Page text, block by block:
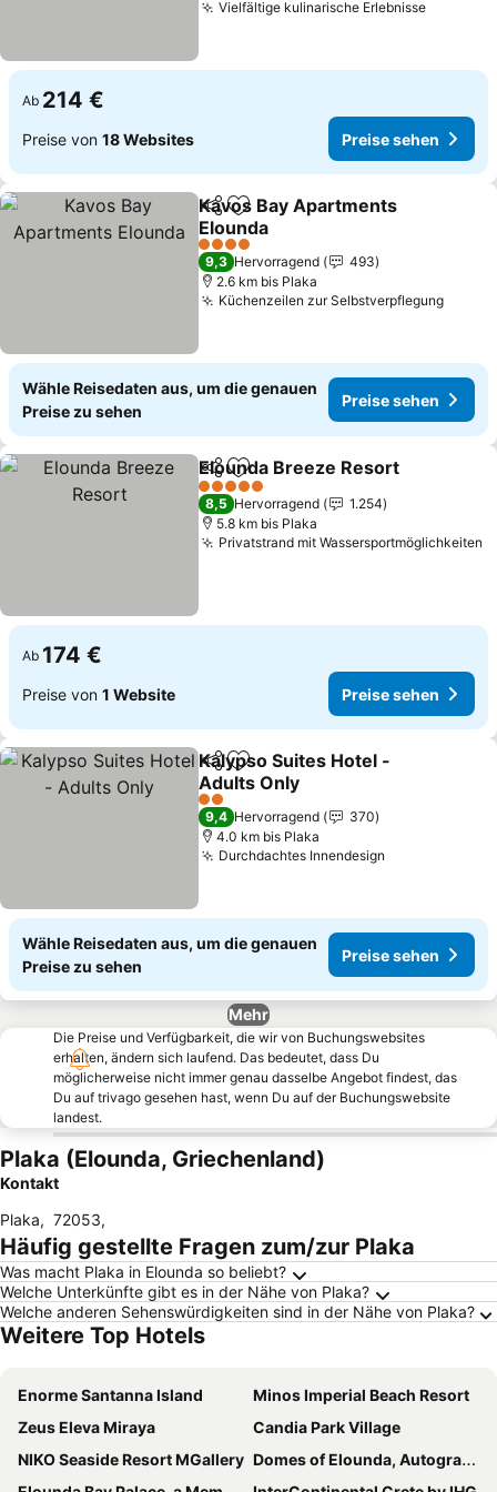
Vielfältige kulinarische ErlebnissePreise
Ab 214 €
Preise von 18 Websites Preise sehen
TeilenZu Favoriten hinzufügen
Kavos Bay Apartments
Elounda
Preise sehen
4 Sterne
9,3 Hervorragend
493
2.6 km bis Plaka
Küchenzeilen zur Selbstverpflegung
Wähle Reisedaten aus, um die genauen
Preise zu sehen
Preise sehen
TeilenZu Favoriten hinzufügen
Elounda Breeze Resort
5 Sterne
8,5 Hervorragend
1.254
5.8 km bis Plaka
Privatstrand mit Wassersportmöglichkeiten
Ab 174 €
Preise von 1 Website Preise sehen
TeilenZu Favoriten hinzufügen
Kalypso Suites Hotel -
Adults Only
Preise sehen
2 Sterne
9,4 Hervorragend
370
4.0 km bis Plaka
Durchdachtes Innendesign
Wähle Reisedaten aus, um die genauen
Preise zu sehen
Preise sehen
Mehr
Die Preise und Verfügbarkeit, die wir von Buchungswebsites
erhalten, ändern sich laufend. Das bedeutet, dass Du
möglicherweise nicht immer genau dasselbe Angebot findest, das
Du auf trivago gesehen hast, wenn Du auf der Buchungswebsite
landest.
Plaka (Elounda, Griechenland)
Kontakt
Plaka, 72053,
Häufig gestellte Fragen zum/zur Plaka
Was macht Plaka in Elounda so beliebt?
Welche Unterkünfte gibt es in der Nähe von Plaka?
Welche anderen Sehenswürdigkeiten sind in der Nähe von Plaka?
Weitere Top Hotels
Enorme Santanna Island
Minos Imperial Beach Resort
Zeus Eleva Miraya
Candia Park Village
NIKO Seaside Resort MGallery Domes of Elounda, Autograph Collection